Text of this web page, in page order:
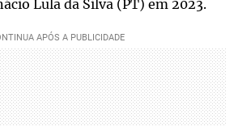
Lula da Silva (PT) em 2023.